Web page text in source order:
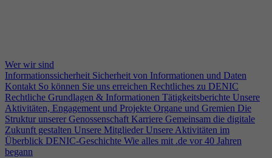
Wer wir sind
Informationssicherheit Sicherheit von Informationen und Daten
Kontakt So können Sie uns erreichen Rechtliches zu DENIC
Rechtliche Grundlagen & Informationen Tätigkeitsberichte Unsere
Aktivitäten, Engagement und Projekte Organe und Gremien Die
Struktur unserer Genossenschaft Karriere Gemeinsam die digitale
Zukunft gestalten Unsere Mitglieder Unsere Aktivitäten im
Überblick DENIC-Geschichte Wie alles mit .de vor 40 Jahren
begann